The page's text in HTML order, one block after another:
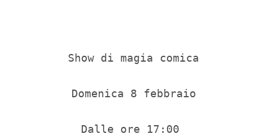
Show di magia comica
Domenica 8 febbraio
Dalle ore 17:00